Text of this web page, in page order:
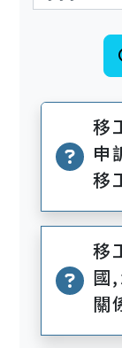
移
申
移
移
國
關